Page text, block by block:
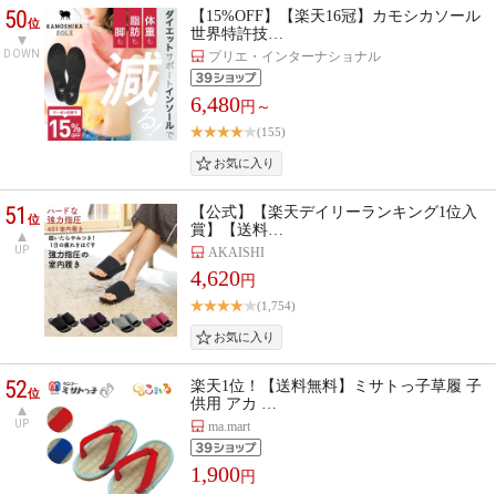
50位
DOWN
【15%OFF】【楽天16冠】カモシカソール
世界特許技…
プリエ・インターナショナル
6,480円～
(155)
51位
UP
【公式】【楽天デイリーランキング1位入
賞】【送料…
AKAISHI
4,620円
(1,754)
52位
UP
楽天1位！【送料無料】ミサトっ子草履 子
供用 アカ …
ma.mart
1,900円